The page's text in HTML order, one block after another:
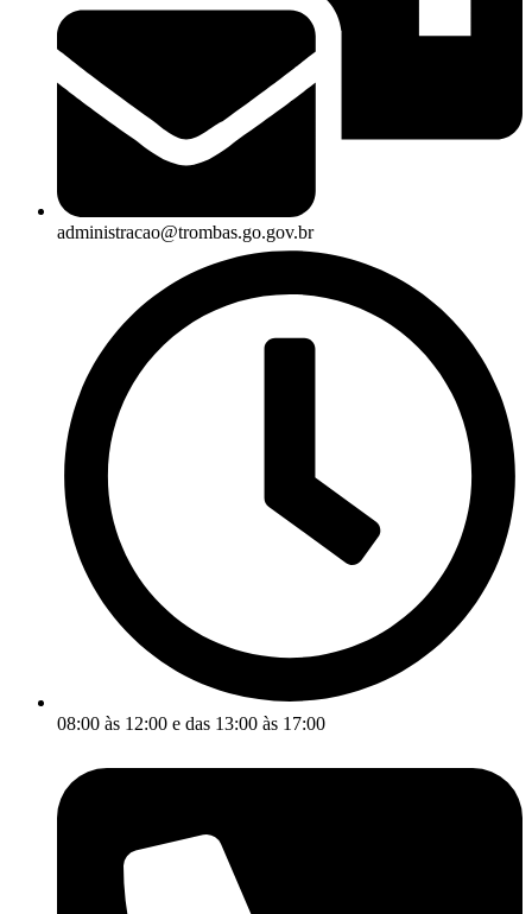
administracao@trombas.go.gov.br
08:00 às 12:00 e das 13:00 às 17:00